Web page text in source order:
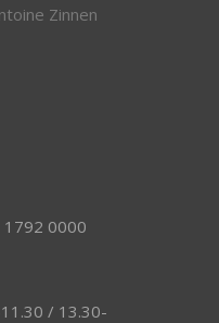
Zinnen
1792 0000
/ 13.30-